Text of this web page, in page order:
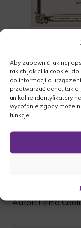
Aby zapewnić jak
takich jak pliki cookie,
do informacji o
przetwarzać dane,
unikalne identyfikatory
wycofanie zgody może
funkcje.
Autor: Firma